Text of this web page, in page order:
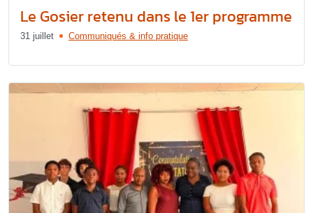
Le Gosier retenu dans le 1er programme
31 juillet Communiqués & info pratique